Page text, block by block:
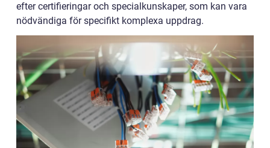
efter certifieringar och specialkunskaper, som kan vara
nödvändiga för specifikt komplexa uppdrag.